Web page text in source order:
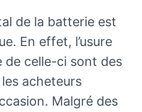
de la batterie est
En effet, l’usure
de celle-ci sont des
acheteurs
Malgré des